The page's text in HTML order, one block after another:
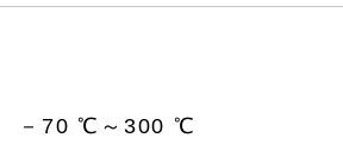
－70 ℃～300 ℃